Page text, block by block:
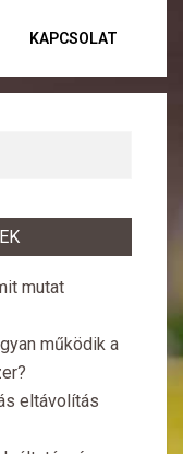
KAPCSOLAT
mutat
működik a
eltávolítás